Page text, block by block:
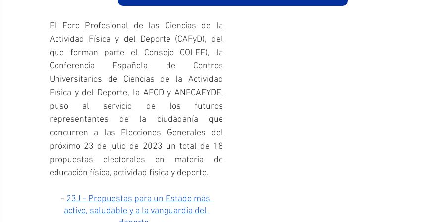
El Foro Profesional de las Ciencias de la
Actividad Física y del Deporte (CAFyD), del
que forman parte el Consejo COLEF), la
Conferencia Española de Centros
Universitarios de Ciencias de la Actividad
Física y del Deporte, la AECD y ANECAFYDE,
puso al servicio de los futuros
representantes de la ciudadanía que
concurren a las Elecciones Generales del
próximo 23 de julio de 2023 un total de 18
propuestas electorales en materia de
educación física, actividad física y deporte.
- 23J - Propuestas para un Estado más
activo, saludable y a la vanguardia del